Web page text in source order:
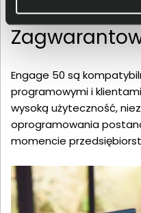
Engage 50 są
programowymi i
wysoką użyteczność,
oprogramowania
momencie